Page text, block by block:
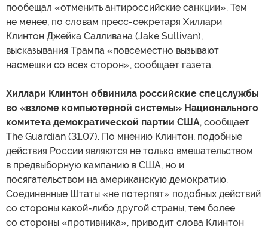
пообещал «отменить антироссийские санкции». Тем
не менее, по словам пресс-секретаря Хиллари
Клинтон Джейка Салливана (Jake Sullivan),
высказывания Трампа «повсеместно вызывают
насмешки со всех сторон», сообщает газета.
Хиллари Клинтон обвинила российские спецслужбы
во «взломе компьютерной системы» Национального
комитета демократической партии США, сообщает
The Guardian (31.07). По мнению Клинтон, подобные
действия России являются не только вмешательством
в предвыборную кампанию в США, но и
посягательством на американскую демократию.
Соединенные Штаты «не потерпят» подобных действий
со стороны какой-либо другой страны, тем более
со стороны «противника», приводит слова Клинтон